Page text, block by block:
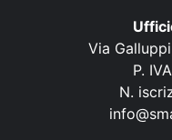
Via
P.
N.